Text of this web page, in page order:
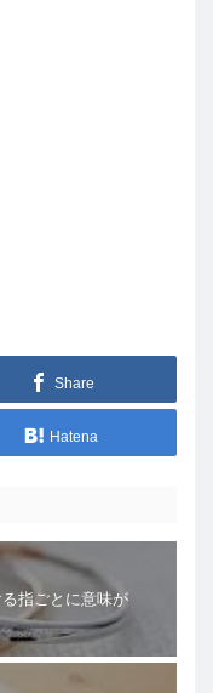
Share
Hatena
指ごとに意味が